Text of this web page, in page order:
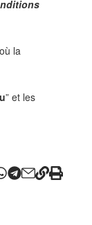
la
” et les